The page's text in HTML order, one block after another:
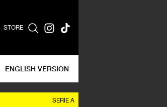
STORE
ENGLISH VERSION
SERIE A